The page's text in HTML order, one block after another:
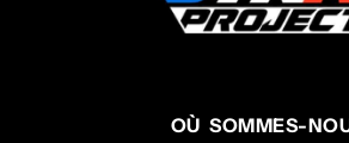
OÙ SOMMES-